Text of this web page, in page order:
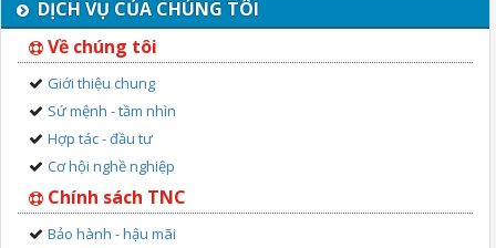
DỊCH VỤ CỦA CHÚNG TÔI
Về chúng tôi
Giới thiệu chung
Sứ mệnh - tầm nhìn
Hợp tác - đầu tư
Cơ hội nghề nghiệp
Chính sách TNC
Bảo hành - hậu mãi